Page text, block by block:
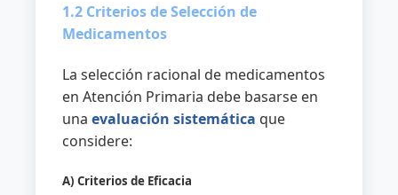
1.2 Criterios de Selección de
Medicamentos
La selección racional de medicamentos
en Atención Primaria debe basarse en
una evaluación sistemática que
considere:
A) Criterios de Eficacia